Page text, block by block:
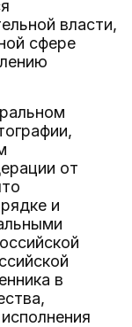
власти,
сфере
от
и
в